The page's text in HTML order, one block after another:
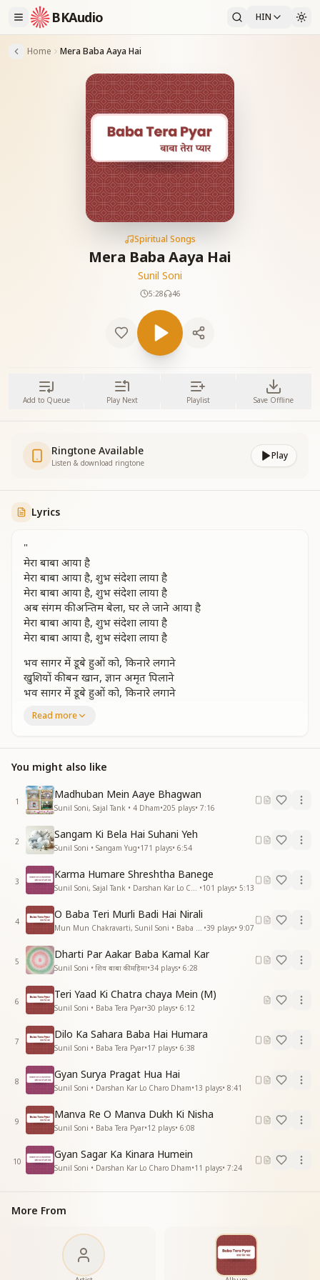
BKAudio HIN
Home Mera Baba Aaya Hai
Spiritual Songs
Mera Baba Aaya Hai
Sunil Soni
5:28 46
Add to Queue Play Next Playlist Save Offline
Ringtone Available
Listen & download ringtone
Play
Lyrics
"
मेरा बाबा आया है
मेरा बाबा आया है, शुभ संदेशा लाया है
मेरा बाबा आया है, शुभ संदेशा लाया है
अब संगम की अन्तिम बेला, घर ले जाने आया है
मेरा बाबा आया है, शुभ संदेशा लाया है
मेरा बाबा आया है, शुभ संदेशा लाया है
भव सागर में डूबे हुओं को, किनारे लगाने
खुशियों की बन खान, ज्ञान अमृत पिलाने
भव सागर में डूबे हुओं को, किनारे लगाने
दिव्य गुणों के श्रृंगार से, सजाने आया है
मेरा बाबा आया है, शुभ संदेशा लाया है
निराशा की काली घटा, उजली हो जाये
वीरान दिलों में खुशियों की, बहार आ जाये
निराशा की काली घटा, उजली हो जाये
वीरान दिलों में खुशियों की बहार आ जाये
आशा की किरणों का सूरज, उगाने आया है
मेरा बाबा आया है, शुभ संदेशा लाया है
मेरा बाबा आया है, शुभ संदेशा लाया है
उमंग जगा लो,आलस त्यागो,उड़ना सीखो
हौसला परवान चढ़ा, इतिहास नया लिखो
उमंग जगा लो,आलस त्यागो, उड़ना सीखो
हौसला परवान चढ़ा, इतिहास नया लिखो
पलकों की छाया में, नव जीवन देने आया है
मेरा बाबा आया है, शुभ संदेशा लाया है
मेरा बाबा आया है, शुभ संदेशा लाया है
अब संगम की अन्तिम बेला, घर ले जाने आया है
मेरा बाबा आया है, शुभ संदेशा लाया है
मेरा बाबा आया है, शुभ संदेशा लाया है
मेरा बाबा आया है, शुभ संदेशा लाया है"
Read more
You might also like
1
Madhuban Mein Aaye Bhagwan
Sunil Soni, Sajal Tank • 4 Dham•205 plays• 7:16
2
Sangam Ki Bela Hai Suhani Yeh
Sunil Soni • Sangam Yug•171 plays• 6:54
3
Karma Humare Shreshtha Banege
•101 plays• 5:13
4
O Baba Teri Murli Badi Hai Nirali
•39 plays• 9:07
5
Dharti Par Aakar Baba Kamal Kar
Sunil Soni • शिव बाबा की महिमा•34 plays• 6:28
6
Teri Yaad Ki Chatra chaya Mein (M)
Sunil Soni • Baba Tera Pyar•30 plays• 6:12
7
Dilo Ka Sahara Baba Hai Humara
Sunil Soni • Baba Tera Pyar•17 plays• 6:38
8
Gyan Surya Pragat Hua Hai
Sunil Soni • Darshan Kar Lo Charo Dham•13 plays• 8:41
9
Manva Re O Manva Dukh Ki Nisha
Sunil Soni • Baba Tera Pyar•12 plays• 6:08
10
Gyan Sagar Ka Kinara Humein
Sunil Soni • Darshan Kar Lo Charo Dham•11 plays• 7:24
More From